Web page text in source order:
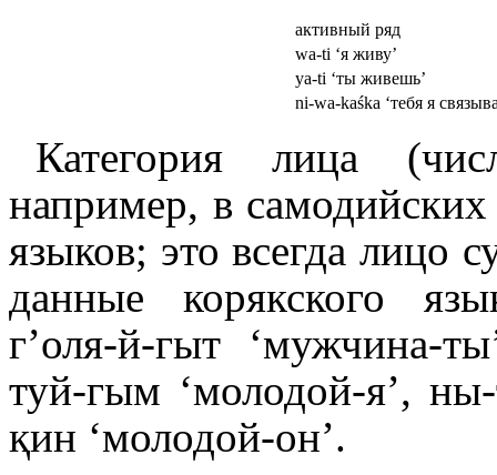
активный ряд
wa-ti ‘я живу’
ya-ti ‘ты живешь’
ni-wa-kaśka ‘тебя я
Категория лица
например, в
языков; это всегда лицо
данные корякского
гʼоля-й-гыт ‘мужчина-
туй-гым ‘молодой-я’,
қин ‘молодой-он’.